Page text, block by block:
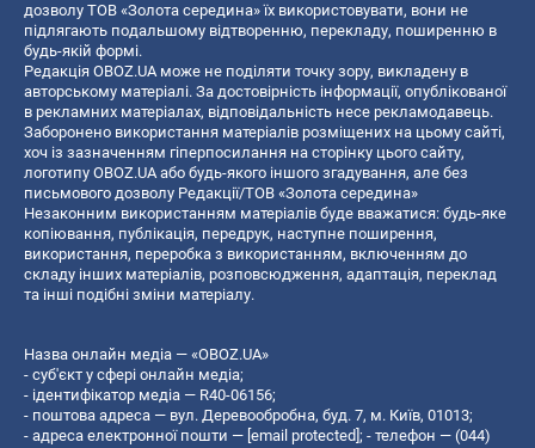
дозволу ТОВ «Золота середина» їх використовувати, вони не
підлягають подальшому відтворенню, перекладу, поширенню в
будь-якій формі.
Редакція OBOZ.UA може не поділяти точку зору, викладену в
авторському матеріалі. За достовірність інформації, опублікованої
в рекламних матеріалах, відповідальність несе рекламодавець.
Заборонено використання матеріалів розміщених на цьому сайті,
хоч із зазначенням гіперпосилання на сторінку цього сайту,
логотипу OBOZ.UA або будь-якого іншого згадування, але без
письмового дозволу Редакції/ТОВ «Золота середина»
Незаконним використанням матеріалів буде вважатися: будь-яке
копiювання, публiкацiя, передрук, наступне поширення,
використання, переробка з використанням, включенням до
складу інших матеріалів, розповсюдження, адаптація, переклад
та інші подібні зміни матеріалу.
Назва онлайн медіа — «OBOZ.UA»
- суб'єкт у сфері онлайн медіа;
- ідентифікатор медіа — R40-06156;
- поштова адреса — вул. Деревообробна, буд. 7, м. Київ, 01013;
- адреса електронної пошти — [email protected]; - телефон — (044)